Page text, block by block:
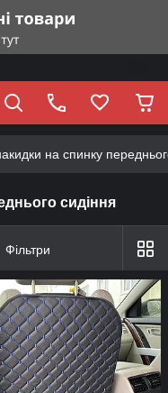
на спинку
сидіння
Фільтри